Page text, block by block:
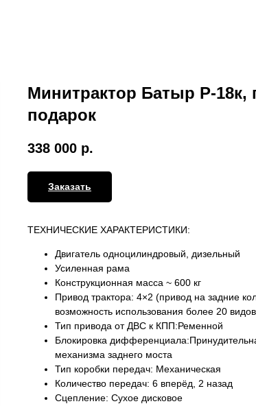
Минитрактор Батыр Р-18к,
подарок
338 000 р.
Заказать
ТЕХНИЧЕСКИЕ ХАРАКТЕРИСТИКИ:
Двигатель одноцилиндровый, дизельный
Усиленная рама
Конструкционная масса ~ 600 кг
Привод трактора: 4×2 (привод на задние
возможность использования более 20
Тип привода от ДВС к КПП:Ременной
Блокировка
механизма заднего моста
Тип коробки передач: Механическая
Количество передач: 6 вперёд, 2 назад
Сцепление: Сухое дисковое